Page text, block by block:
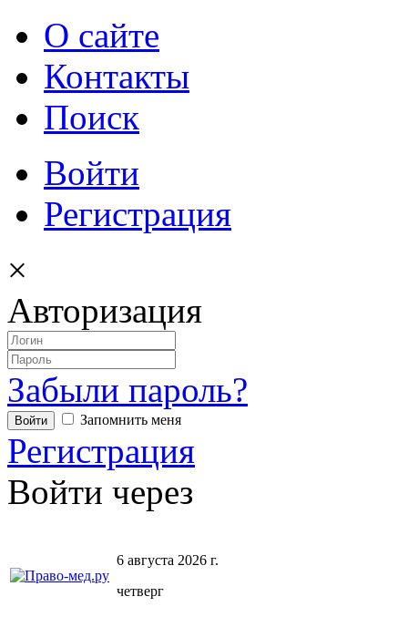
О сайте
Контакты
Поиск
Войти
Регистрация
×
Авторизация
Забыли пароль?
Запомнить меня
Регистрация
Войти через
6 августа 2026 г.
четверг